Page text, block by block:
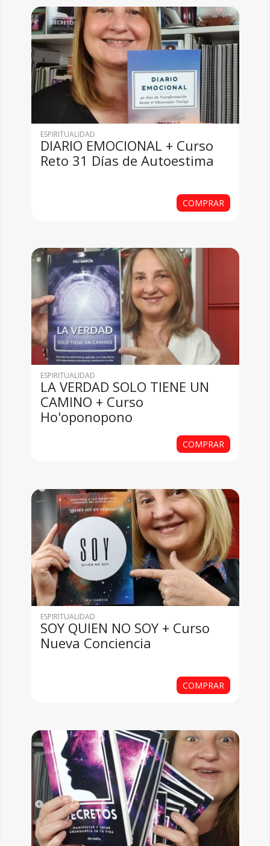
ESPIRITUALIDAD
DIARIO EMOCIONAL + Curso
Reto 31 Días de Autoestima
COMPRAR
ESPIRITUALIDAD
LA VERDAD SOLO TIENE UN
CAMINO + Curso
Ho'oponopono
COMPRAR
ESPIRITUALIDAD
SOY QUIEN NO SOY + Curso
Nueva Conciencia
COMPRAR